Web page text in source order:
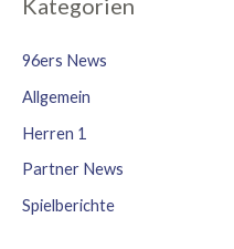
Kategorien
96ers News
Allgemein
Herren 1
Partner News
Spielberichte